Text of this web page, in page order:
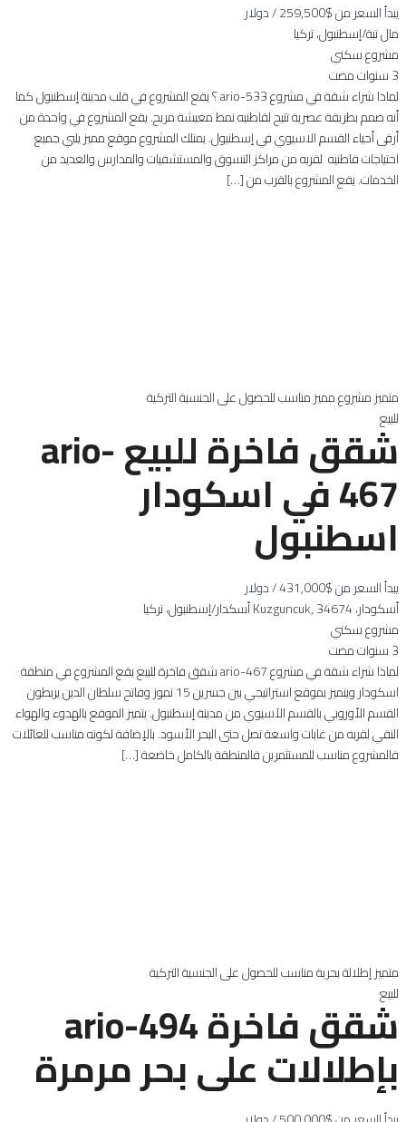
يبدأ السعر من$259,500
/ دولار
مال تبة/إسطنبول، تركيا
مشروع سكني
3 سنوات مضت
لماذا شراء شقة في مشروع 533-ario ؟ يقع المشروع في قلب مدينة إسطنبول كما
أنه صمم بطريقة عصرية تتيح لقاطنيه نمط معيشة مريح. يقع المشروع في واحدة من
أرقى أحياء القسم الاسيوي في إسطنبول. يمتلك المشروع موقع مميز يلبي جميع
احتياجات قاطنيه لقربه من مراكز التسوق والمستشفيات والمدارس والعديد من
الخدمات. يقع المشروع بالقرب من […]
متميزمشروع مميزمناسب للحصول على الجنسية التركية
للبيع
شقق فاخرة للبيع ario-
467 في اسكودار
اسطنبول
يبدأ السعر من$431,000
/ دولار
أسكودار، Kuzguncuk, 34674 أسكدار/إسطنبول، تركيا
مشروع سكني
3 سنوات مضت
لماذا شراء شقة في مشروع ario-467 شقق فاخرة للبيع يقع المشروع في منطقة
اسكودار ويتميز بموقع استراتيجي بين جسرين 15 تموز وفاتح سلطان الذين يربطون
القسم الأوروبي بالقسم الآسيوي من مدينة إسطنبول. يتميز الموقع بالهدوء والهواء
النقي لقربه من غابات واسعة تصل حتى البحر الأسود. بالإضافة لكونه مناسب للعائلات
فالمشروع مناسب للمستثمرين فالمنطقة بالكامل خاضعة […]
متميزإطلالة بحريةمناسب للحصول على الجنسية التركية
للبيع
شقق فاخرة 494-ario
بإطلالات على بحر مرمرة